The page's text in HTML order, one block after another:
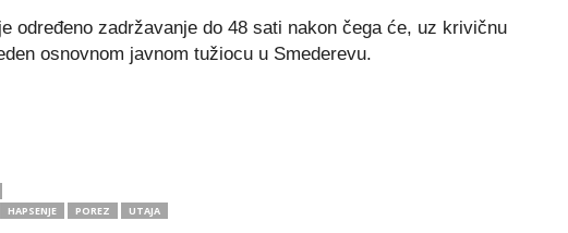
određeno zadržavanje do 48 sati nakon čega će, uz krivičnu
osnovnom javnom tužiocu u Smederevu.
HAPSENJE POREZ UTAJA